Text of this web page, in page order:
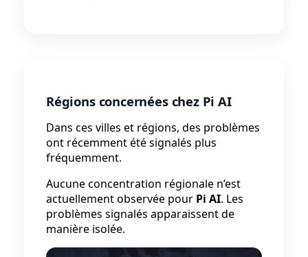
Régions concernées chez Pi AI
Dans ces villes et régions, des problèmes
ont récemment été signalés plus
fréquemment.
Aucune concentration régionale n’est
actuellement observée pour Pi AI. Les
problèmes signalés apparaissent de
manière isolée.